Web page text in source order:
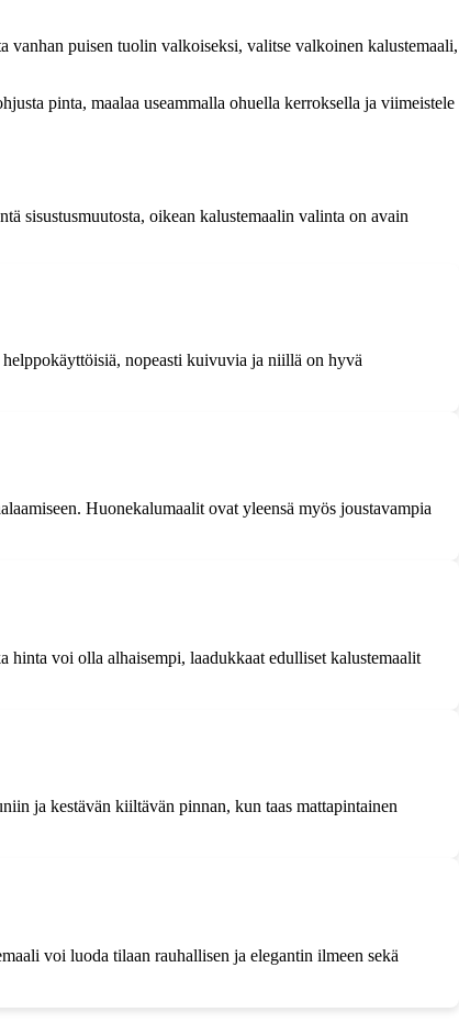
vanhan puisen tuolin valkoiseksi, valitse valkoinen kalustemaali,
pinta, maalaa useammalla ohuella kerroksella ja viimeistele
sisustusmuutosta, oikean kalustemaalin valinta on avain
nopeasti kuivuvia ja niillä on hyvä
Huonekalumaalit ovat yleensä myös joustavampia
voi olla alhaisempi, laadukkaat edulliset kalustemaalit
ja kestävän kiiltävän pinnan, kun taas mattapintainen
voi luoda tilaan rauhallisen ja elegantin ilmeen sekä